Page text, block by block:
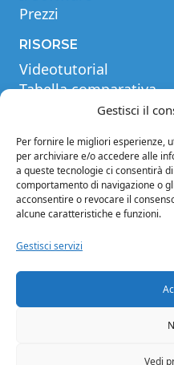
Gestisci il
Per fornire le migliori esperienze,
per archiviare e/o accedere alle
a queste tecnologie ci consentirà
comportamento di navigazione o
acconsentire o revocare il
alcune caratteristiche e funzioni.
Gestisci servizi
Vedi
Prezzi
RISORSE
Videotutorial
Tabella comparativa
INFORMAZIONI
Note legali
Privacy Policy
Condizioni generali di
Facebook Instagram